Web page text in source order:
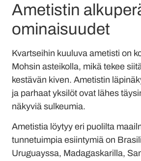
Ametistin
ominaisuudet
Kvartseihin kuuluva ametisti on
Mohsin asteikolla, mikä tekee
kestävän kiven. Ametistin
ja parhaat yksilöt ovat lähes
näkyviä sulkeumia.
Ametistia löytyy eri puolilta
tunnetuimpia esiintymiä on
Uruguayssa, Madagaskarilla,